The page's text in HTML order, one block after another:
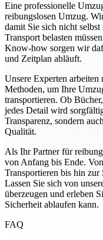
Eine professionelle
reibungslosen Umzug.
damit Sie sich nicht
Transport belasten
Know-how sorgen wir
und Zeitplan abläuft.
Unsere Experten
Methoden, um Ihre
transportieren. Ob
jedes Detail wird
Transparenz, sondern
Qualität.
Als Ihr Partner für
von Anfang bis Ende.
Transportieren bis hin zur
Lassen Sie sich von
überzeugen und erleben
Sicherheit ablaufen kann.
FAQ